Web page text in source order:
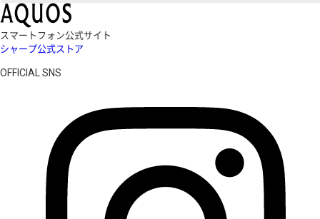
スマートフォン公式サイト
シャープ公式ストア
OFFICIAL SNS